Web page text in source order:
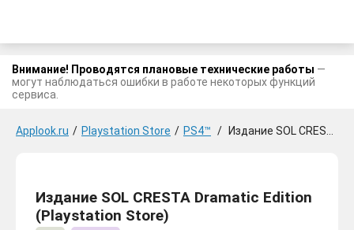
Внимание! Проводятся плановые технические работы —
могут наблюдаться ошибки в работе некоторых функций
сервиса.
Applook.ru / Playstation Store / PS4™ / Издание SOL CRESTA Dramatic Edition
Издание SOL CRESTA Dramatic Edition
(Playstation Store)